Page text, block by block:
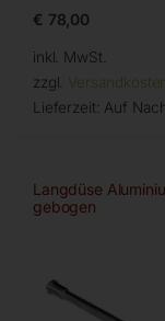
€ 78,00
inkl. MwSt.
zzgl.
Lieferzeit: Auf
Langdüse
gebogen